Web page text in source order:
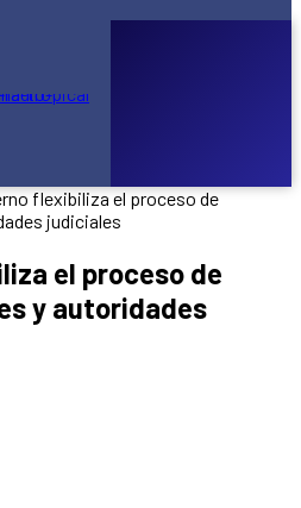
70.000
flexibiliza el proceso de
judiciales
el proceso de
y autoridades